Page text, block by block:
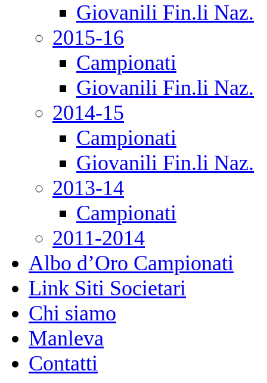
Giovanili Fin.li Naz.
2015-16
Campionati
Giovanili Fin.li Naz.
2014-15
Campionati
Giovanili Fin.li Naz.
2013-14
Campionati
2011-2014
Albo d’Oro Campionati
Link Siti Societari
Chi siamo
Manleva
Contatti